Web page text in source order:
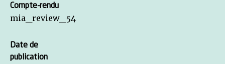
Compte-rendu
mia_review_54
Date de
publication